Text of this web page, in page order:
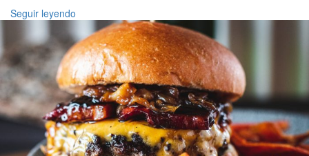
Seguir leyendo